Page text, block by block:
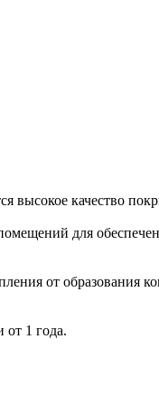
высокое качество
для
от образования
1 года.